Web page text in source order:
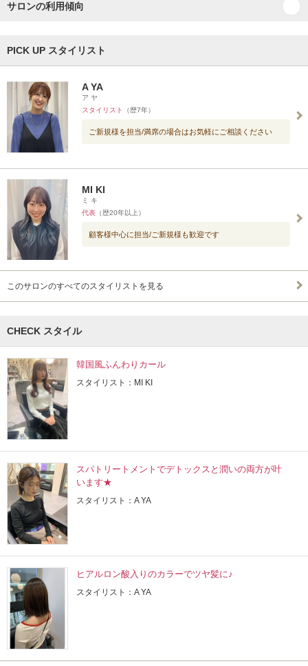
サロンの利用傾向
PICK UP スタイリスト
A YA
ア ヤ
スタイリスト
（歴7年）
ご新規様を担当/満席の場合はお気軽にご相談ください
MI KI
ミ キ
代表 （歴20年以上）
顧客様中心に担当/ご新規様も歓迎です
このサロンのすべてのスタイリストを見る
CHECK スタイル
韓国風ふんわりカール
スタイリスト：MI KI
スパトリートメントでデトックスと潤いの両方が叶
います★
スタイリスト：A YA
ヒアルロン酸入りのカラーでツヤ髪に♪
スタイリスト：A YA